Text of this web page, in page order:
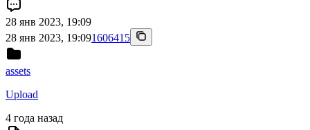
28 янв 2023, 19:09
28 янв 2023, 19:091606415
assets
Upload
4 года назад